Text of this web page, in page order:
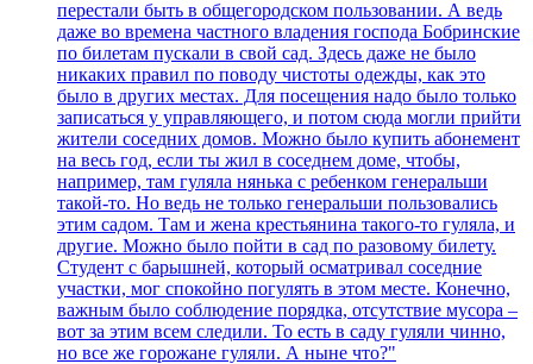
перестали быть в общегородском пользовании. А ведь
даже во времена частного владения господа Бобринские
по билетам пускали в свой сад. Здесь даже не было
никаких правил по поводу чистоты одежды, как это
было в других местах. Для посещения надо было только
записаться у управляющего, и потом сюда могли прийти
жители соседних домов. Можно было купить абонемент
на весь год, если ты жил в соседнем доме, чтобы,
например, там гуляла нянька с ребенком генеральши
такой-то. Но ведь не только генеральши пользовались
этим садом. Там и жена крестьянина такого-то гуляла, и
другие. Можно было пойти в сад по разовому билету.
Студент с барышней, который осматривал соседние
участки, мог спокойно погулять в этом месте. Конечно,
важным было соблюдение порядка, отсутствие мусора –
вот за этим всем следили. То есть в саду гуляли чинно,
но все же горожане гуляли. А ныне что?"